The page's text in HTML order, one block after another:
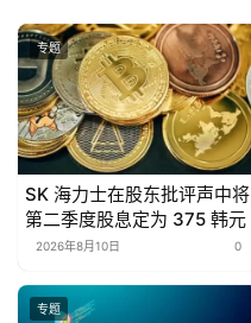
专题
SK 海力士在股东批评声中将
第二季度股息定为 375 韩元
2026年8月10日 0
专题